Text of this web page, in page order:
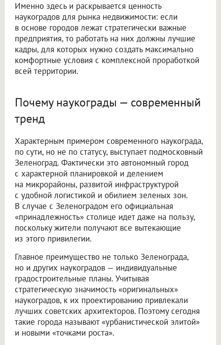
Именно здесь и раскрывается ценность
наукоградов для рынка недвижимости: если
в основе городов лежат стратегически важные
предприятия, то работать на них должны лучшие
кадры, для которых нужно создать максимально
комфортные условия с комплексной проработкой
всей территории.
Почему наукограды — современный
тренд
Характерным примером современного наукограда,
по сути, но не по статусу, выступает подмосковный
Зеленоград. Фактически это автономный город
с характерной планировкой и делением
на микрорайоны, развитой инфраструктурой
с удобной логистикой и обилием зеленых зон.
В случае с Зеленоградом его официальная
«принадлежность» столице идет даже на пользу,
поскольку жители получают все вытекающие
из этого привилегии.
Главное преимущество не только Зеленограда,
но и других наукоградов — индивидуальные
градостроительные планы. Учитывая
стратегическую значимость «оригинальных»
наукоградов, к их проектированию привлекали
лучших советских архитекторов. Поэтому сегодня
такие города называют «урбанистической элитой»
и новыми «точками роста».